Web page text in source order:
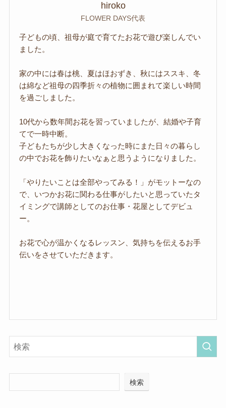
hiroko
FLOWER DAYS代表
子どもの頃、祖母が庭で育てたお花で遊び楽しんでい
ました。
家の中には春は桃、夏はほおずき、秋にはススキ、冬
は綿など祖母の四季折々の植物に囲まれて楽しい時間
を過ごしました。
10代から数年間お花を習っていましたが、結婚や子育
てで一時中断。
子どもたちが少し大きくなった時にまた日々の暮らし
の中でお花を飾りたいなぁと思うようになりました。
「やりたいことは全部やってみる！」がモットーなの
で、いつかお花に関わる仕事がしたいと思っていたタ
イミングで講師としてのお仕事・花屋としてデビュ
ー。
お花で心が温かくなるレッスン、気持ちを伝えるお手
伝いをさせていただきます。
検索